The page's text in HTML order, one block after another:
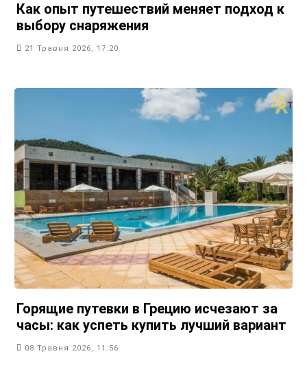
Как опыт путешествий меняет подход к
выбору снаряжения
21 Травня 2026, 17:20
Горящие путевки в Грецию исчезают за
часы: как успеть купить лучший вариант
08 Травня 2026, 11:56